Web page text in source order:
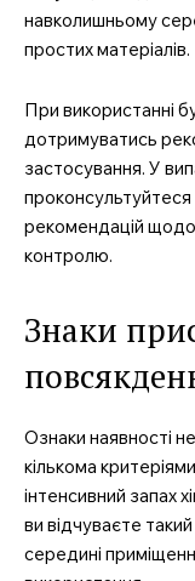
навколишньому
простих матеріалів.
При використанні
дотримуватись
застосування. У
рекомендацій щодо
контролю.
Знаки
Ознаки наявності
кількома
інтенсивний запах
ви відчуваєте
середині